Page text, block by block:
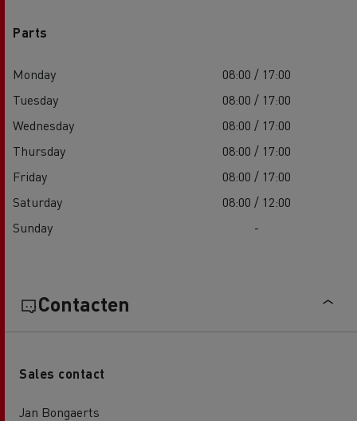
Parts
Monday
08:00 / 17:00
Tuesday
08:00 / 17:00
Wednesday
08:00 / 17:00
Thursday
08:00 / 17:00
Friday
08:00 / 17:00
Saturday
08:00 / 12:00
Sunday
-
Contacten
Sales contact
Jan Bongaerts